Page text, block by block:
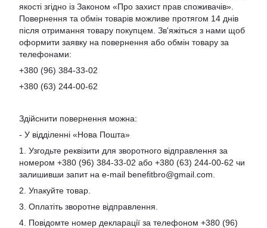
якості згідно із Законом «Про захист прав споживачів».
Повернення та обмін товарів можливе протягом 14 днів
після отримання товару покупцем. Зв'яжіться з нами щоб
оформити заявку на повернення або обмін товару за
телефонами:
+380 (96) 384-33-02
+380 (63) 244-00-62
Здійснити повернення можна:
- У відділенні «Нова Пошта»
1. Узгодьте реквізити для зворотного відправлення за
номером +380 (96) 384-33-02 або +380 (63) 244-00-62 чи
залишивши запит на e-mail benefitbro@gmail.com
2. Упакуйте товар.
3. Оплатіть зворотне відправлення.
4. Повідомте номер декларації за телефоном +380 (96)